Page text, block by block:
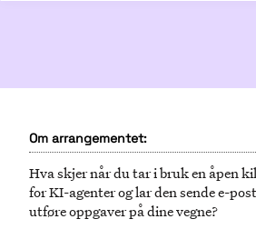
Om arrangementet:
Hva skjer når du tar i bruk en åpen
for KI-agenter og lar den sende e-
utføre oppgaver på dine vegne?